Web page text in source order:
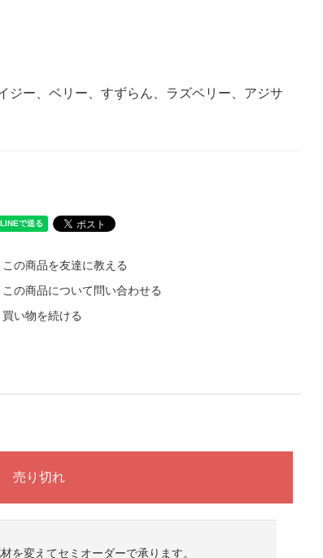
ジー、ベリー、すずらん、ラズベリー、アジサ
この商品を友達に教える
この商品について問い合わせる
買い物を続ける
を変えてセミオーダーで承ります。